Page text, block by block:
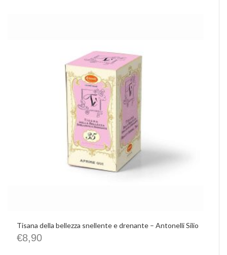
Tisana della bellezza snellente e drenante – Antonelli Silio
€8,90